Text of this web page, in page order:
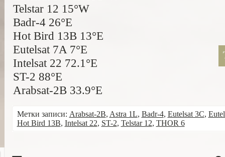
Telstar 12 15°W
Badr-4 26°E
Hot Bird 13B 13°E
Eutelsat 7A 7°E
Intelsat 22 72.1°E
ST-2 88°E
Arabsat-2B 33.9°E
Метки записи: Arabsat-2B, Astra 1L, Badr-4, Eutelsat 3C,
Hot Bird 13B, Intelsat 22, ST-2, Telstar 12, THOR 6